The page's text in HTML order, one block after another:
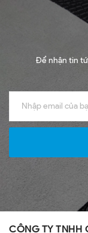
Để nhận tin
CÔNG TY TNHH